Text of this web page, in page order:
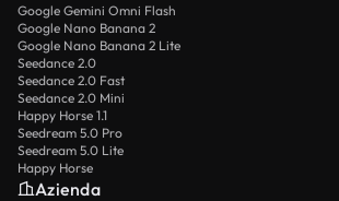
Google Gemini Omni Flash
Google Nano Banana 2
Google Nano Banana 2 Lite
Seedance 2.0
Seedance 2.0 Fast
Seedance 2.0 Mini
Happy Horse 1.1
Seedream 5.0 Pro
Seedream 5.0 Lite
Happy Horse
Azienda